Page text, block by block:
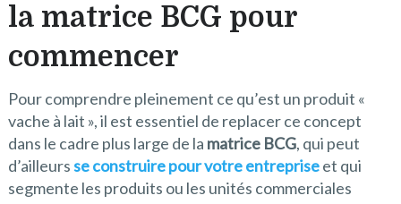
la matrice BCG pour
commencer
Pour comprendre pleinement ce qu’est un produit «
vache à lait », il est essentiel de replacer ce concept
dans le cadre plus large de la matrice BCG, qui peut
d’ailleursse construire pour votre entrepriseet qui
segmente les produits ou les unités commerciales